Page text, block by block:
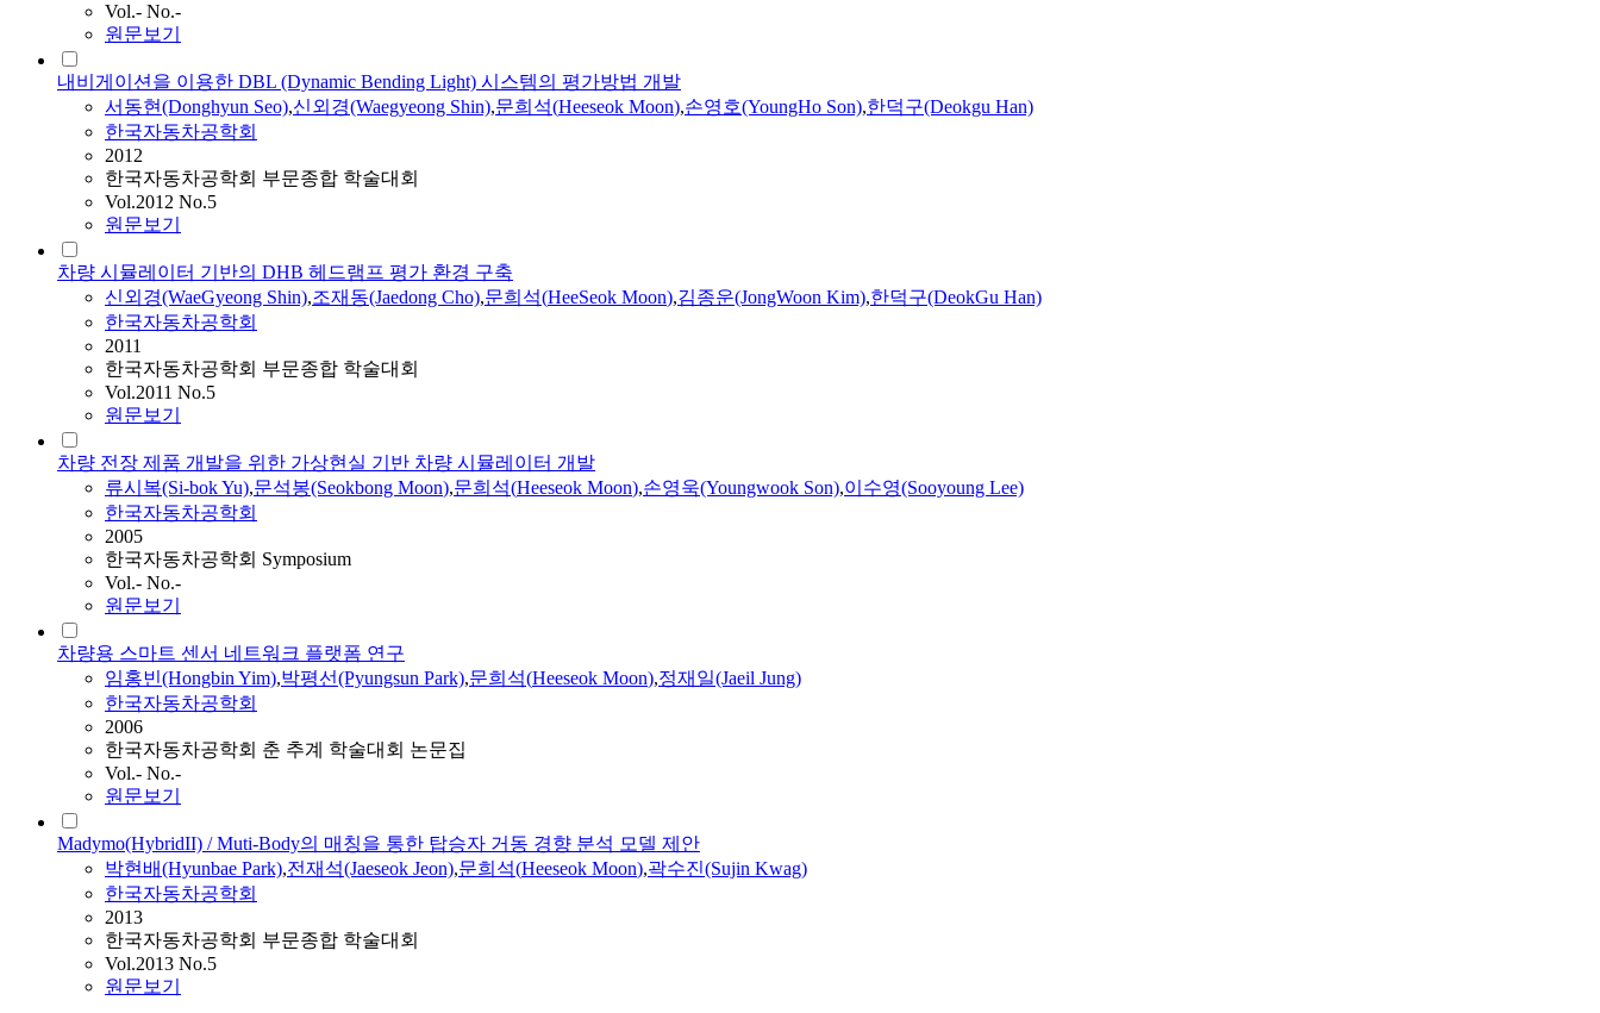
Vol.- No.-
원문보기
내비게이션을 이용한 DBL (Dynamic Bending Light) 시스템의 평가방법 개발
서동현(Donghyun Seo),신외경(Waegyeong Shin),문희석(Heeseok Moon),손영호(YoungHo Son),한덕구(Deokgu Han)
한국자동차공학회
2012
한국자동차공학회 부문종합 학술대회
Vol.2012 No.5
원문보기
차량 시뮬레이터 기반의 DHB 헤드램프 평가 환경 구축
신외경(WaeGyeong Shin),조재동(Jaedong Cho),문희석(HeeSeok Moon),김종운(JongWoon Kim),한덕구(DeokGu Han)
한국자동차공학회
2011
한국자동차공학회 부문종합 학술대회
Vol.2011 No.5
원문보기
차량 전장 제품 개발을 위한 가상현실 기반 차량 시뮬레이터 개발
류시복(Si-bok Yu),문석봉(Seokbong Moon),문희석(Heeseok Moon),손영욱(Youngwook Son),이수영(Sooyoung Lee)
한국자동차공학회
2005
한국자동차공학회 Symposium
Vol.- No.-
원문보기
차량용 스마트 센서 네트워크 플랫폼 연구
임홍빈(Hongbin Yim),박평선(Pyungsun Park),문희석(Heeseok Moon),정재일(Jaeil Jung)
한국자동차공학회
2006
한국자동차공학회 춘 추계 학술대회 논문집
Vol.- No.-
원문보기
Madymo(HybridII) / Muti-Body의 매칭을 통한 탑승자 거동 경향 분석 모델 제안
박현배(Hyunbae Park),전재석(Jaeseok Jeon),문희석(Heeseok Moon),곽수진(Sujin Kwag)
한국자동차공학회
2013
한국자동차공학회 부문종합 학술대회
Vol.2013 No.5
원문보기